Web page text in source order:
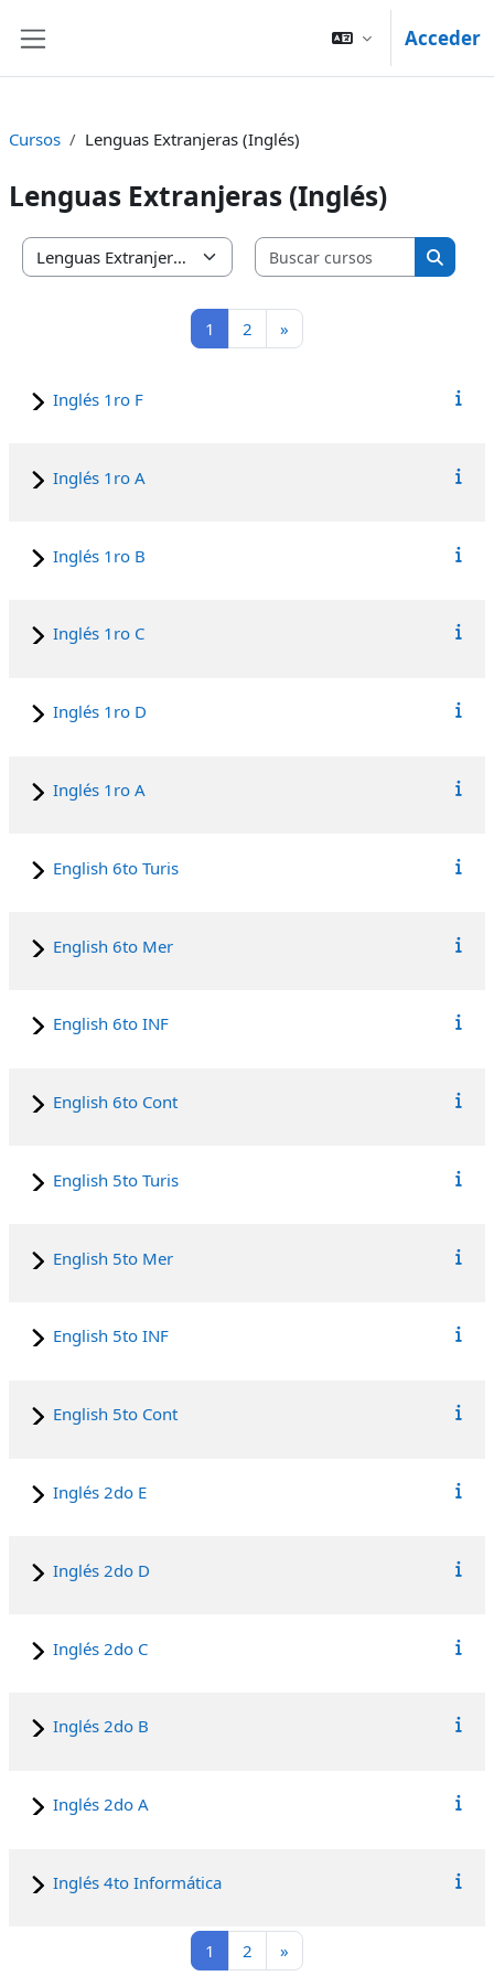
Acceder
Cursos Lenguas Extranjeras (Inglés)
Lenguas Extranjeras (Inglés)
Categorías
Buscar
1 Página 1
2 Página 2
»
Inglés 1ro F
Inglés 1ro A
Inglés 1ro B
Inglés 1ro C
Inglés 1ro D
Inglés 1ro A
English 6to Turis
English 6to Mer
English 6to INF
English 6to Cont
English 5to Turis
English 5to Mer
English 5to INF
English 5to Cont
Inglés 2do E
Inglés 2do D
Inglés 2do C
Inglés 2do B
Inglés 2do A
Inglés 4to Informática
1 Página 1
2 Página 2
»